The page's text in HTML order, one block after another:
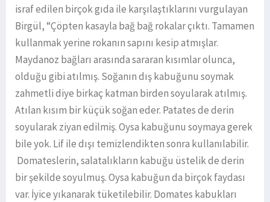
israf edilen birçok gıda ile karşılaştıklarını vurgulayan
Birgül, “Çöpten kasayla bağ bağ rokalar çıktı. Tamamen
kullanmak yerine rokanın sapını kesip atmışlar.
Maydanoz bağları arasında sararan kısımlar olunca,
olduğu gibi atılmış. Soğanın dış kabuğunu soymak
zahmetli diye birkaç katman birden soyularak atılmış.
Atılan kısım bir küçük soğan eder. Patates de derin
soyularak ziyan edilmiş. Oysa kabuğunu soymaya gerek
bile yok. Lif ile dışı temizlendikten sonra kullanılabilir.
Domateslerin, salatalıkların kabuğu üstelik de derin
bir şekilde soyulmuş. Oysa kabuğun da birçok faydası
var. İyice yıkanarak tüketilebilir. Domates kabukları